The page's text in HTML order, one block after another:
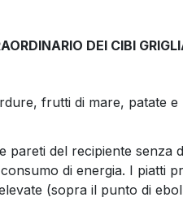
DEI CIBI
frutti di mare, patate e
del recipiente senza
di energia. I piatti
(sopra il punto di